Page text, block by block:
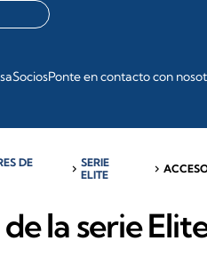
SociosPonte en contacto con
DE
chevron_rightSERIE
ELITE
chevron_right
la serie